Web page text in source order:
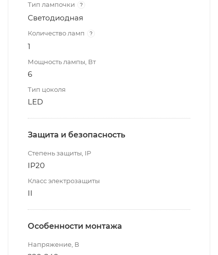
Тип лампочки ?
Светодиодная
Количество ламп ?
1
Мощность лампы, Вт
6
Тип цоколя
LED
Защита и безопасность
Степень защиты, IP
IP20
Класс электрозащиты
II
Особенности монтажа
Напряжение, В